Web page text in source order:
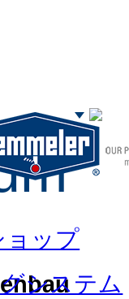
ョップ
システム